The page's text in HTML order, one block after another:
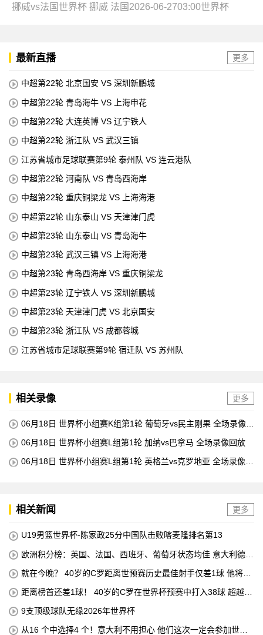
挪威vs法国世界杯 挪威 法国2026-06-2703:00世界杯
最新直播 更多
中超第22轮 北京国安 VS 深圳新鵬城
中超第22轮 青岛海牛 VS 上海申花
中超第22轮 大连英博 VS 辽宁铁人
中超第22轮 浙江队 VS 武汉三镇
江苏省城市足球联赛第9轮 泰州队 VS 连云港队
中超第22轮 河南队 VS 青岛西海岸
中超第22轮 重庆铜梁龙 VS 上海海港
中超第22轮 山东泰山 VS 天津津门虎
中超第23轮 山东泰山 VS 青岛海牛
中超第23轮 武汉三镇 VS 上海海港
中超第23轮 青岛西海岸 VS 重庆铜梁龙
中超第23轮 辽宁铁人 VS 深圳新鵬城
中超第23轮 天津津门虎 VS 北京国安
中超第23轮 浙江队 VS 成都蓉城
江苏省城市足球联赛第9轮 宿迁队 VS 苏州队
相关录像 更多
06月18日 世界杯小组赛K组第1轮 葡萄牙vs民主刚果 全场录像回
06月18日 世界杯小组赛L组第1轮 加纳vs巴拿马 全场录像回放
06月18日 世界杯小组赛L组第1轮 英格兰vs克罗地亚 全场录像回
相关新闻 更多
U19男篮世界杯-陈家政25分中国队击败喀麦隆排名第13
欧洲积分榜：英国、法国、西班牙、葡萄牙状态均佳 意大利德国
就在今晚？ 40岁的C罗距离世预赛历史最佳射手仅差1球 他将在
距离榜首还差1球！ 40岁的C罗在世界杯预赛中打入38球 超越梅
9支顶级球队无缘2026年世界杯
从16 个中选择4 个！意大利不用担心 他们这次一定会参加世界